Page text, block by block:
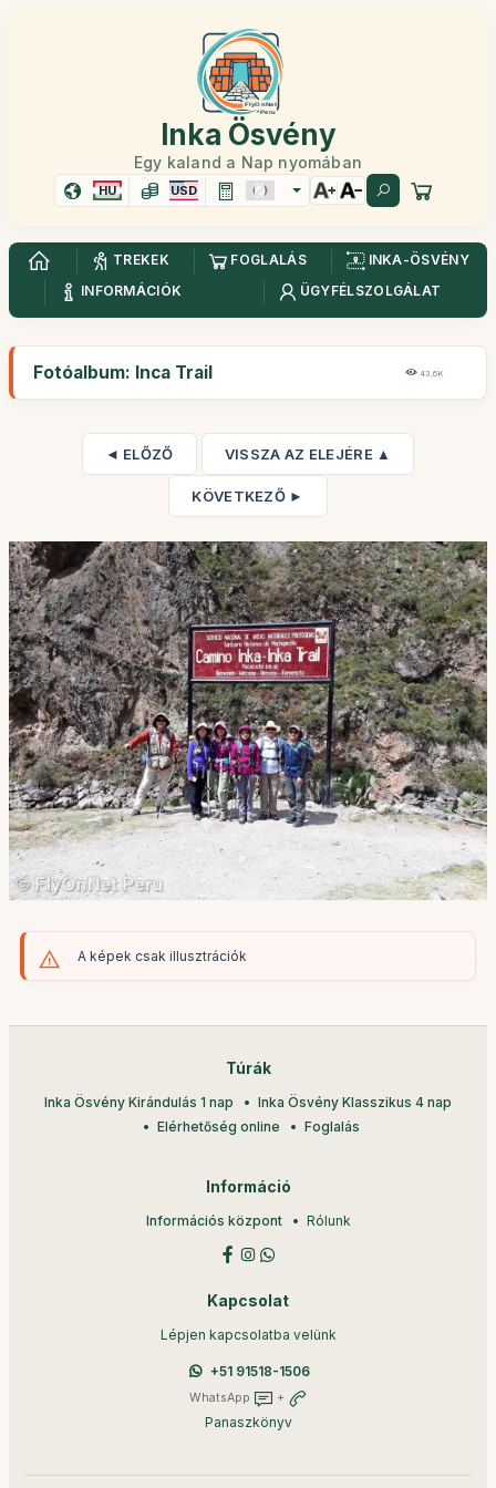
Inka Ösvény
Egy kaland a Nap nyomában
HU USD
TREKEK FOGLALÁS
INKA-ÖSVÉNY
INFORMÁCIÓK
ÜGYFÉLSZOLGÁLAT
Fotóalbum: Inca Trail 43,6K
◄ ELŐZŐ VISSZA AZ ELEJÉRE ▲
KÖVETKEZŐ ►
A képek csak illusztrációk
Túrák
Inka Ösvény Kirándulás 1 nap
Inka Ösvény Klasszikus 4 nap
Elérhetőség online
Foglalás
Információ
Információs központ Rólunk
Kapcsolat
Lépjen kapcsolatba velünk
+51 91518-1506
WhatsApp +
Panaszkönyv